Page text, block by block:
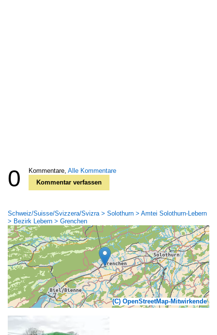
0 Kommentare, Alle Kommentare
Kommentar verfassen
Schweiz/Suisse/Svizzera/Svizra > Solothurn > Amtei Solothurn-Lebern
> Bezirk Lebern > Grenchen
(C) OpenStreetMap-Mitwirkende